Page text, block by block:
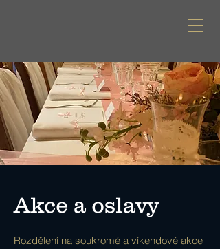
Akce a oslavy
Rozdělení na soukromé a víkendové akce